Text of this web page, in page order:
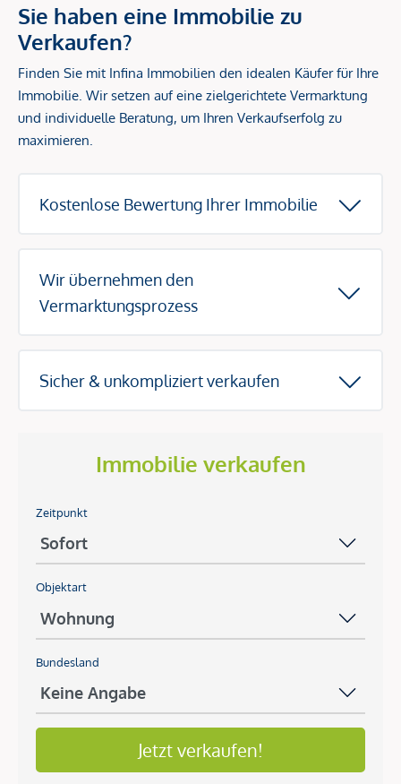
Sie haben eine Immobilie zu
Verkaufen?
Finden Sie mit Infina Immobilien den idealen Käufer für Ihre
Immobilie. Wir setzen auf eine zielgerichtete Vermarktung
und individuelle Beratung, um Ihren Verkaufserfolg zu
maximieren.
Kostenlose Bewertung Ihrer Immobilie
Wir übernehmen den
Vermarktungsprozess
Sicher & unkompliziert verkaufen
Immobilie verkaufen
Zeitpunkt
Objektart
Bundesland
Jetzt verkaufen!